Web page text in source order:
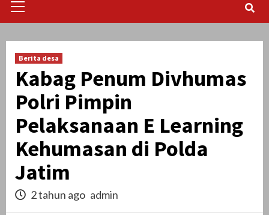
Menu
Berita desa
Kabag Penum Divhumas
Polri Pimpin
Pelaksanaan E Learning
Kehumasan di Polda
Jatim
2 tahun ago admin